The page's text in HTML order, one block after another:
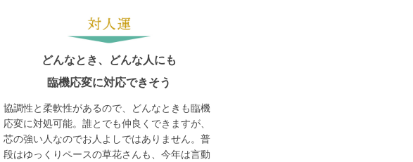
どんなとき、どんな人にも
臨機応変に対応できそう
協調性と柔軟性があるので、どんなときも臨機
応変に対処可能。誰とでも仲良くできますが、
芯の強い人なのでお人よしではありません。普
段はゆっくりペースの草花さんも、今年は言動